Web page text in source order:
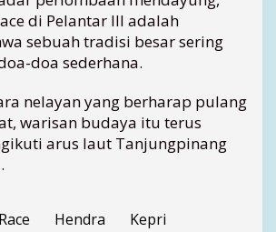
di Pelantar III adalah
sebuah tradisi besar sering
doa sederhana.
nelayan yang berharap pulang
warisan budaya itu terus
arus laut Tanjungpinang
Hendra
Kepri